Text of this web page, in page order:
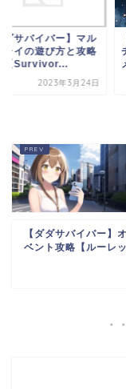
ダサバイバー】マル
レイの遊び方と攻略
【Survivor...
2023年3月24日
【ダダサバイバー】
ベント攻略【ルーレッ